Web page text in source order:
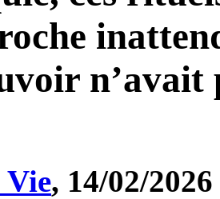
n’avait
Vie, 14/02/2026